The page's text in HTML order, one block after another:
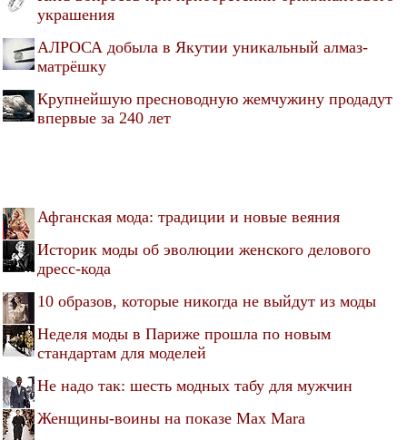
украшения
АЛРОСА добыла в Якутии уникальный алмаз-
матрёшку
Крупнейшую пресноводную жемчужину продадут
впервые за 240 лет
Афганская мода: традиции и новые веяния
Историк моды об эволюции женского делового
дресс-кода
10 образов, которые никогда не выйдут из моды
Неделя моды в Париже прошла по новым
стандартам для моделей
Не надо так: шесть модных табу для мужчин
Женщины-воины на показе Max Mara